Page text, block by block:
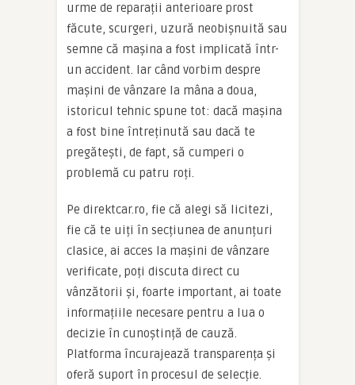
urme de reparații anterioare prost
făcute, scurgeri, uzură neobișnuită sau
semne că mașina a fost implicată într-
un accident. Iar când vorbim despre
mașini de vânzare la mâna a doua,
istoricul tehnic spune tot: dacă mașina
a fost bine întreținută sau dacă te
pregătești, de fapt, să cumperi o
problemă cu patru roți.
Pe direktcar.ro, fie că alegi să licitezi,
fie că te uiți în secțiunea de anunțuri
clasice, ai acces la mașini de vânzare
verificate, poți discuta direct cu
vânzătorii și, foarte important, ai toate
informațiile necesare pentru a lua o
decizie în cunoștință de cauză.
Platforma încurajează transparența și
oferă suport în procesul de selecție.